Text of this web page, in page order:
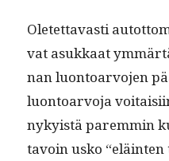
Oletet­tavasti
vat asukkaat
nan luon­toar­vo­jen
luon­toar­vo­ja
nyky­istä parem­min
tavoin usko